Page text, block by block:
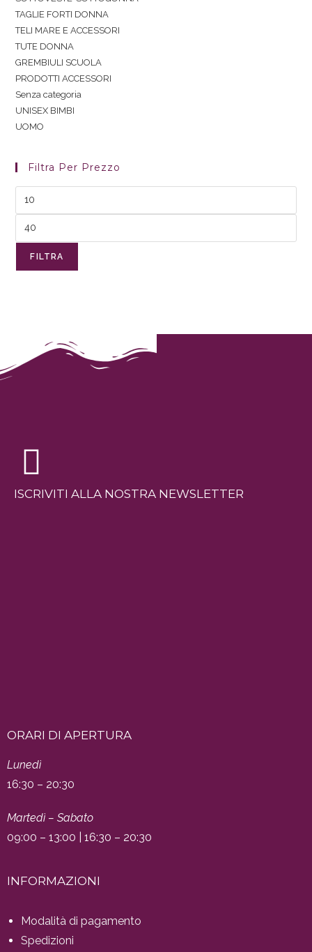
TAGLIE FORTI DONNA
TELI MARE E ACCESSORI
TUTE DONNA
GREMBIULI SCUOLA
PRODOTTI ACCESSORI
Senza categoria
UNISEX BIMBI
UOMO
Filtra Per Prezzo
FILTRA
ISCRIVITI ALLA NOSTRA NEWSLETTER
ORARI DI APERTURA
Lunedì
16:30 – 20:30
Martedì – Sabato
09:00 – 13:00 | 16:30 – 20:30
INFORMAZIONI
Modalità di pagamento
Spedizioni